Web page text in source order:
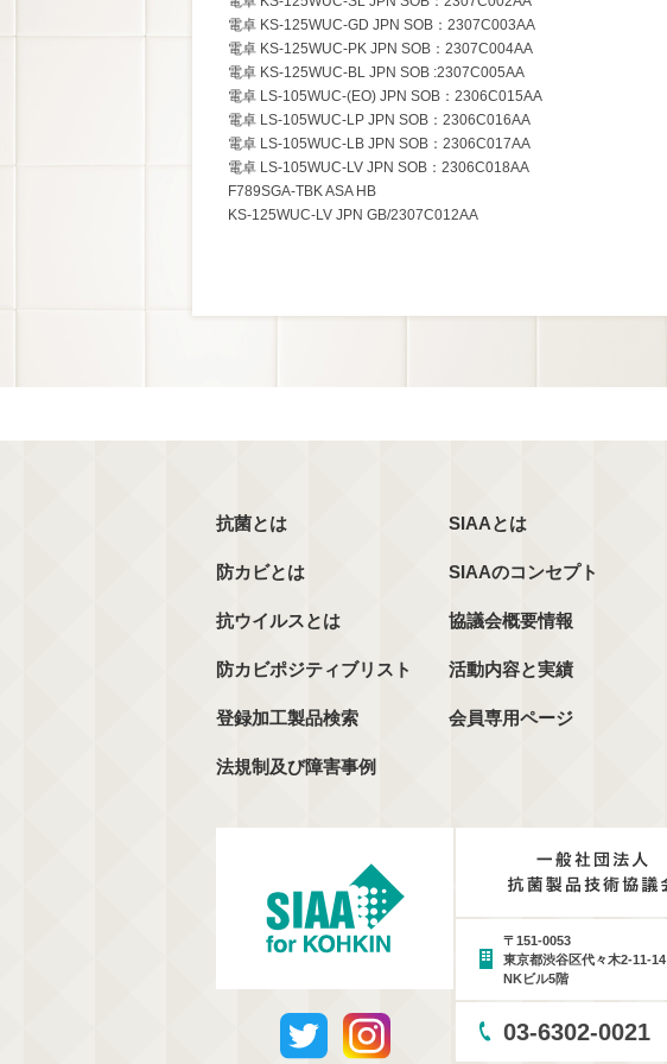
電卓 KS-125WUC-GD JPN SOB：2307C003AA
電卓 KS-125WUC-PK JPN SOB：2307C004AA
電卓 KS-125WUC-BL JPN SOB :2307C005AA
電卓 LS-105WUC-(EO) JPN SOB：2306C015AA
電卓 LS-105WUC-LP JPN SOB：2306C016AA
電卓 LS-105WUC-LB JPN SOB：2306C017AA
電卓 LS-105WUC-LV JPN SOB：2306C018AA
F789SGA-TBK ASA HB
KS-125WUC-LV JPN GB/2307C012AA
抗菌とは
防カビとは
抗ウイルスとは
防カビポジティブリスト
登録加工製品検索
法規制及び障害事例
SIAAとは
SIAAのコンセプト
協議会概要情報
活動内容と実績
会員専用ページ
〒151-0053
東京都渋谷区代々木2-11-14
NKビル5階
03-6302-0021